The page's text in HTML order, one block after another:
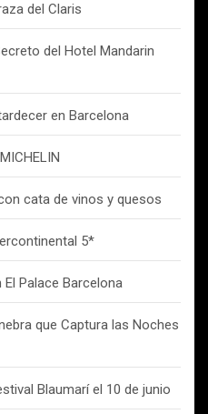
del Claris
del Hotel Mandarin
en Barcelona
cata de vinos y quesos
5*
Palace Barcelona
que Captura las Noches
Blaumarí el 10 de junio